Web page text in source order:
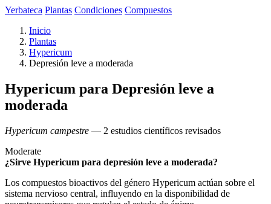
Yerbateca Plantas Condiciones Compuestos
Inicio
Plantas
Hypericum
Depresión leve a moderada
Hypericum para Depresión leve a
moderada
Hypericum campestre — 2 estudios científicos revisados
Moderate
¿Sirve Hypericum para depresión leve a moderada?
Los compuestos bioactivos del género Hypericum actúan sobre el
sistema nervioso central, influyendo en la disponibilidad de